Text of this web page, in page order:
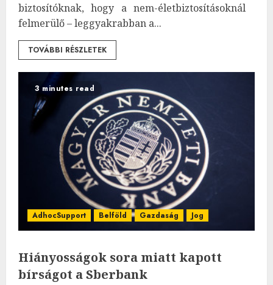
biztosítóknak, hogy a nem-életbiztosításoknál
felmerülő – leggyakrabban a...
TOVÁBBI RÉSZLETEK
3 minutes read
AdhocSupport Belföld Gazdaság Jog
Hiányosságok sora miatt kapott
bírságot a Sberbank